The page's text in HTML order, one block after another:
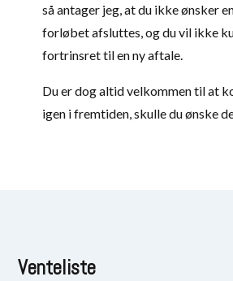
så antager jeg, at du ikke ønsker
forløbet afsluttes, og du vil ikke
fortrinsret til en ny aftale.
Du er dog altid velkommen til at
igen i fremtiden, skulle du ønske
Venteliste